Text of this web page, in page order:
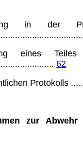
in der
eines
62
Protokolls
zur